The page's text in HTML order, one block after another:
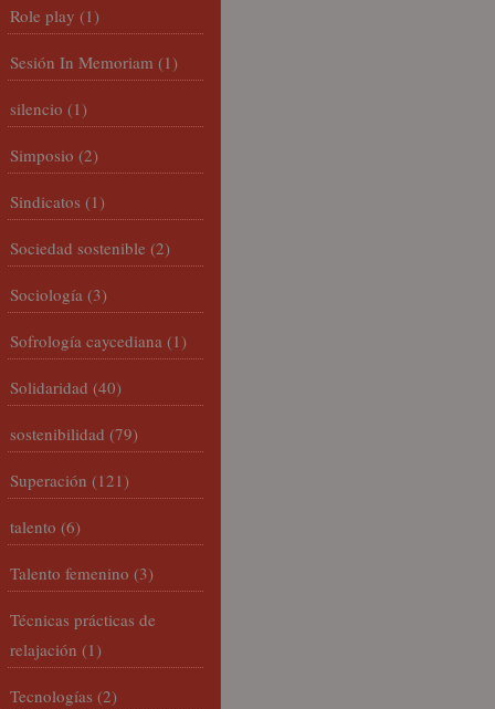
Role play (1)
Sesión In Memoriam (1)
silencio (1)
Simposio (2)
Sindicatos (1)
Sociedad sostenible (2)
Sociología (3)
Sofrología caycediana (1)
Solidaridad (40)
sostenibilidad (79)
Superación (121)
talento (6)
Talento femenino (3)
Técnicas prácticas de
relajación (1)
Tecnologías (2)